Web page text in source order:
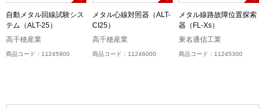
自動メタル回線試験シス
テム（ALT-25）
高千穂産業
商品コード：11245900
メタル心線対照器（ALT-
CI25）
高千穂産業
商品コード：11246000
メタル線路故障位置探索
器（FL-Xs）
東名通信工業
商品コード：11245300